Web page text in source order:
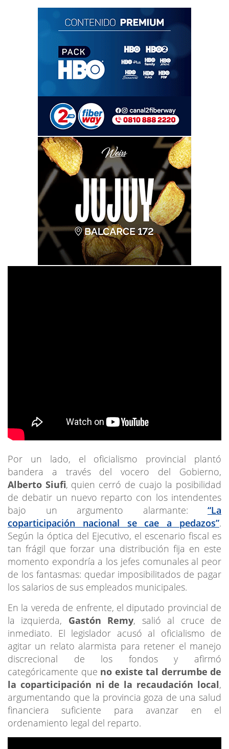
Por un lado, el oficialismo provincial plantó
bandera a través del vocero del Gobierno,
Alberto Siufi, quien cerró de cuajo la posibilidad
de debatir un nuevo reparto con los intendentes
bajo un argumento alarmante: “La
coparticipación nacional se cae a pedazos”.
Según la óptica del Ejecutivo, el escenario fiscal es
tan frágil que forzar una distribución fija en este
momento expondría a los jefes comunales al peor
de los fantasmas: quedar imposibilitados de pagar
los salarios de sus empleados municipales.
En la vereda de enfrente, el diputado provincial de
la izquierda, Gastón Remy, salió al cruce de
inmediato. El legislador acusó al oficialismo de
agitar un relato alarmista para retener el manejo
discrecional de los fondos y afirmó
categóricamente que no existe tal derrumbe de
la coparticipación ni de la recaudación local,
argumentando que la provincia goza de una salud
financiera suficiente para avanzar en el
ordenamiento legal del reparto.